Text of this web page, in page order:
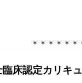
＊＊＊＊＊＊
臨床認定カリキ